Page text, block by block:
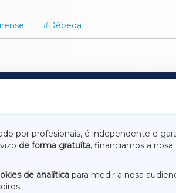
Débeda
por profesionais, é independente e
de forma gratuíta, financiamos a
de analítica para medir a nosa
LUGOXA
RIBEIRASACRAXA